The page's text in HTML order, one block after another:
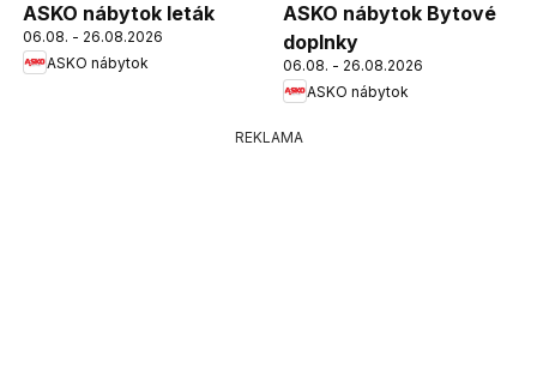
ASKO nábytok leták
06.08. - 26.08.2026
ASKO nábytok
ASKO nábytok Bytové
doplnky
06.08. - 26.08.2026
ASKO nábytok
REKLAMA